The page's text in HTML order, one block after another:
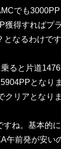
でも3000PP
獲得すればプ
なるわけです
ると片道
となり
リアとなりま
すね。基本的
午前発が安い